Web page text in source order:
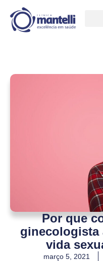
Por que
ginecologista
vida
março 5, 2021